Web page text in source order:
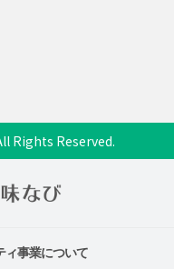
Rights Reserved.